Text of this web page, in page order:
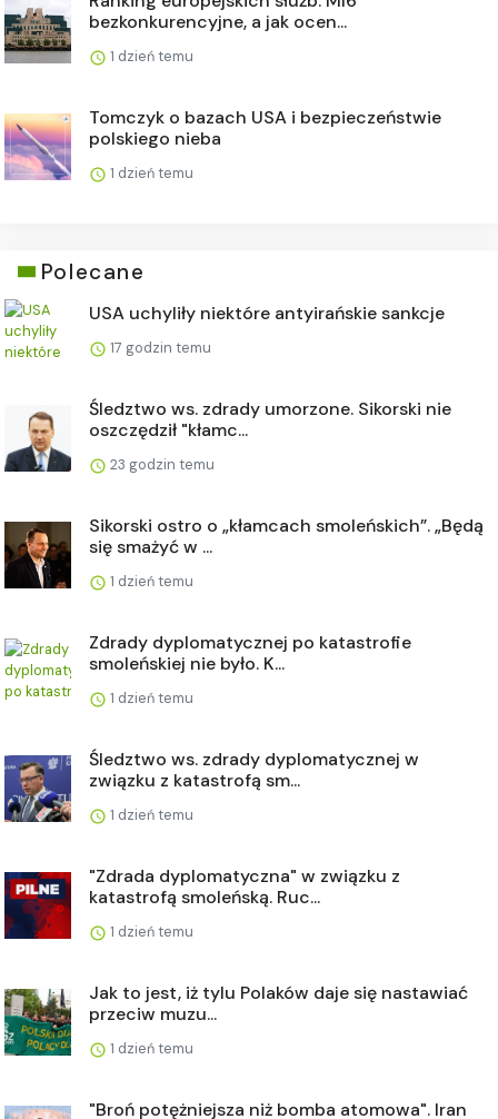
bezkonkurencyjne, a jak ocen...
1 dzień temu
Tomczyk o bazach USA i bezpieczeństwie
polskiego nieba
1 dzień temu
Polecane
USA uchyliły niektóre antyirańskie sankcje
17 godzin temu
Śledztwo ws. zdrady umorzone. Sikorski nie
oszczędził "kłamc...
23 godzin temu
Sikorski ostro o „kłamcach smoleńskich”. „Będą
się smażyć w ...
1 dzień temu
Zdrady dyplomatycznej po katastrofie
smoleńskiej nie było. K...
1 dzień temu
Śledztwo ws. zdrady dyplomatycznej w
związku z katastrofą sm...
1 dzień temu
"Zdrada dyplomatyczna" w związku z
katastrofą smoleńską. Ruc...
1 dzień temu
Jak to jest, iż tylu Polaków daje się nastawiać
przeciw muzu...
1 dzień temu
"Broń potężniejsza niż bomba atomowa". Iran